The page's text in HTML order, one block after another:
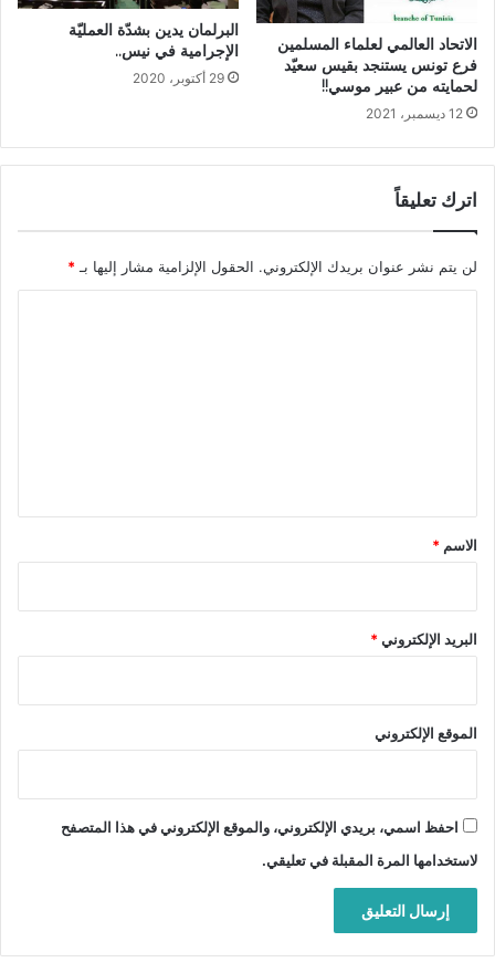
الاتحاد العالمي لعلماء المسلمين
فرع تونس يستنجد بقيس سعيّد
لحمايته من عبير موسي!!
12 ديسمبر، 2021
البرلمان يدين بشدّة العمليّة
الإجرامية في نيس..
29 أكتوبر، 2020
اترك تعليقاً
لن يتم نشر عنوان بريدك الإلكتروني. الحقول الإلزامية مشار إليها بـ *
*
الاسم *
البريد الإلكتروني*
الموقع الإلكتروني
احفظ اسمي، بريدي الإلكتروني، والموقع الإلكتروني في هذا المتصفح
لاستخدامها المرة المقبلة في تعليقي.